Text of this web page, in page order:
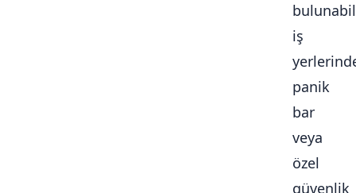
iş
panik
bar
veya
özel
güvenlik